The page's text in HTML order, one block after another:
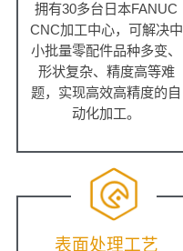
拥有30多台日本FANUC
CNC加工中心，可解决中
小批量零配件品种多变、
形状复杂、精度高等难
题，实现高效高精度的自
动化加工。
表面处理工艺